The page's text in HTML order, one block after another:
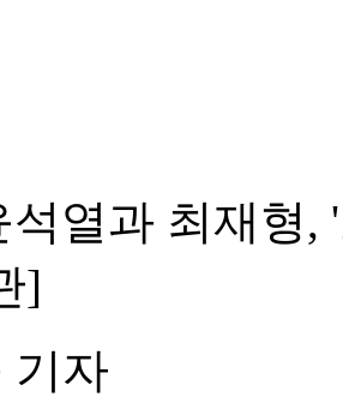
석열과 최재형,
]
기자